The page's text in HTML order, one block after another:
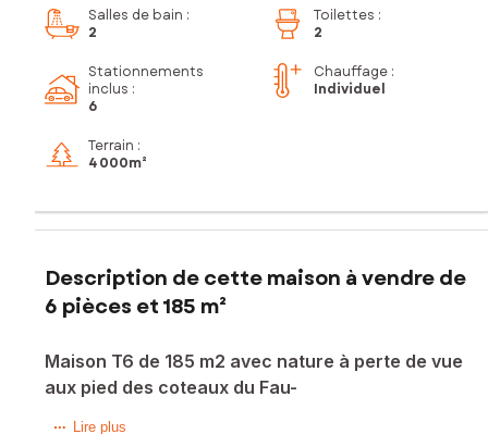
Salles de bain :
2
Toilettes :
2
Stationnements
inclus :
6
Chauffage :
Individuel
Terrain :
4 000m²
Description de cette maison à vendre de
6 pièces et 185 m²
Maison T6 de 185 m2 avec nature à perte de vue
aux pied des coteaux du Fau-
Dans un cadre naturel rare, au calme absolu et à l’abri de
Lire plus